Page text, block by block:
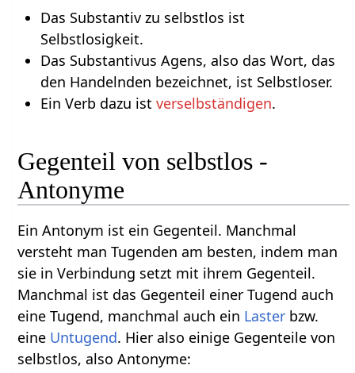
Das Substantiv zu selbstlos ist
Selbstlosigkeit.
Das Substantivus Agens, also das Wort, das
den Handelnden bezeichnet, ist Selbstloser.
Ein Verb dazu ist verselbständigen.
Gegenteil von selbstlos -
Antonyme
Ein Antonym ist ein Gegenteil. Manchmal
versteht man Tugenden am besten, indem man
sie in Verbindung setzt mit ihrem Gegenteil.
Manchmal ist das Gegenteil einer Tugend auch
eine Tugend, manchmal auch ein Laster bzw.
eine Untugend. Hier also einige Gegenteile von
selbstlos, also Antonyme: